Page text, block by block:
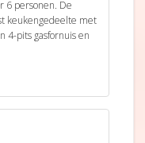
6 personen. De
keukengedeelte met
4-pits gasfornuis en